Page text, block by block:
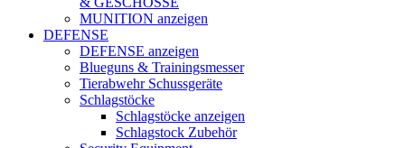
MUNITION anzeigen
DEFENSE
DEFENSE anzeigen
Blueguns & Trainingsmesser
Tierabwehr Schussgeräte
Schlagstöcke
Schlagstöcke anzeigen
Schlagstock Zubehör